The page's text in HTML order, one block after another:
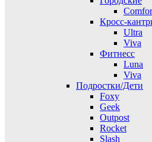
Кросс-
Ultra
Viva
Фитнесс
Luna
Viva
Подростки/Дети
Foxy
Geek
Outpost
Rocket
Slash